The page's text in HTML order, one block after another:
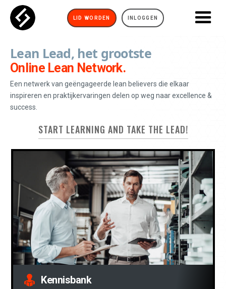
LID WORDEN INLOGGEN
Lean Lead, het grootste
Online Lean Network.
Een netwerk van geëngageerde lean believers die elkaar
inspireren en praktijkervaringen delen op weg naar excellence &
success.
START LEARNING AND TAKE THE LEAD!
Kennisbank